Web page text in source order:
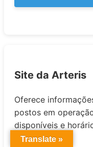
Site da Arteris
Oferece
postos em
disponíveis e
Translate »